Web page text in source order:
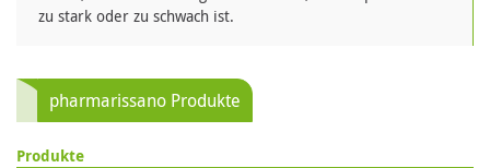
zu stark oder zu schwach ist.
pharmarissano Produkte
Produkte